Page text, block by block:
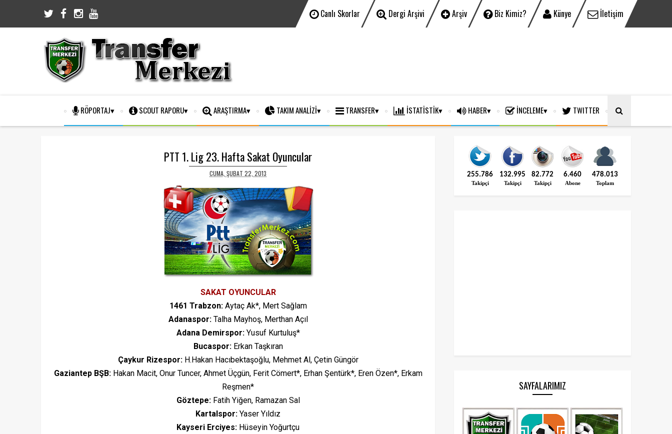
Canlı Skorlar Dergi Arşivi Arşiv Biz Kimiz? Künye İletişim
RÖPORTAJ SCOUT RAPORU ARAŞTIRMA TAKIM ANALİZİ TRANSFER İSTATİSTİK HABER İNCELEME TWITTER
PTT 1. Lig 23. Hafta Sakat Oyuncular
CUMA, ŞUBAT 22, 2013
SAKAT OYUNCULAR
1461 Trabzon:Aytaç Ak*, Mert Sağlam
Adanaspor:Talha Mayhoş, Merthan Açıl
Adana Demirspor:Yusuf Kurtuluş*
Bucaspor:Erkan Taşkıran
Çaykur Rizespor:H.Hakan Hacıbektaşoğlu, Mehmet Al, Çetin Güngör
Gaziantep BŞB:Hakan Macit, Onur Tuncer, Ahmet Üçgün, Ferit Cömert*, Erhan Şentürk*, Eren Özen*, Erkam
Reşmen*
Göztepe:Fatih Yiğen, Ramazan Sal
Kartalspor: Yaser Yıldız
Kayseri Erciyes: Hüseyin Yoğurtçu
255.786
Takipçi
132.995
Takipçi
82.772
Takipçi
6.460
Abone
478.013
Toplam
SAYFALARIMIZ